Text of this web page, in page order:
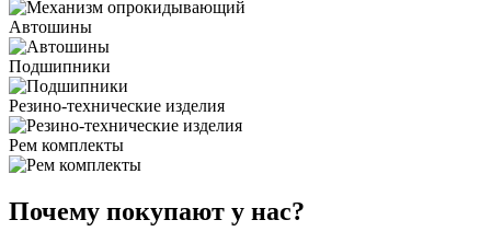
Автошины
Подшипники
Резино-технические изделия
Рем комплекты
Почему покупают у нас?